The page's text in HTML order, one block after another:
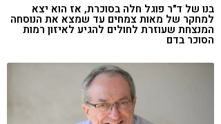
גישות בתזונה
דיאטה
ניקוי רעלים
מזונות על
הפרעות קשב & ריכוז
אכילה רגשית
טעים להכיר
בנו של ד"ר פוגל חלה בסוכרת, אז הוא יצא
למחקר של מאות צמחים עד שמצא את הנוסחה
המנצחת שעוזרת לחולים להגיע לאיזון רמות
הסוכר בדם